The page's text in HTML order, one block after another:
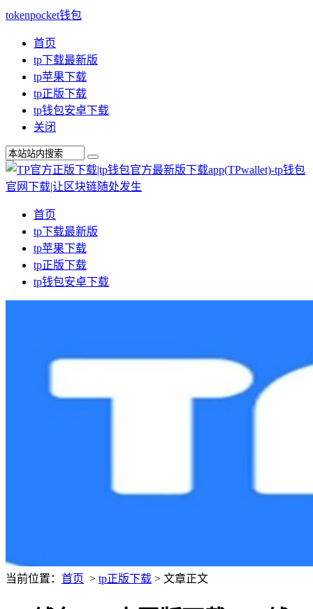
tokenpocket钱包
首页
tp下载最新版
tp苹果下载
tp正版下载
tp钱包安卓下载
关闭
首页
tp下载最新版
tp苹果下载
tp正版下载
tp钱包安卓下载
当前位置： 首页 > tp正版下载 > 文章正文